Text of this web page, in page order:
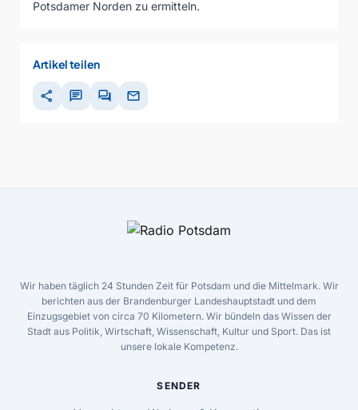
Potsdamer Norden zu ermitteln.
Artikel teilen
share chat forum mail
Wir haben täglich 24 Stunden Zeit für Potsdam und die Mittelmark. Wir
berichten aus der Brandenburger Landeshauptstadt und dem
Einzugsgebiet von circa 70 Kilometern. Wir bündeln das Wissen der
Stadt aus Politik, Wirtschaft, Wissenschaft, Kultur und Sport. Das ist
unsere lokale Kompetenz.
SENDER